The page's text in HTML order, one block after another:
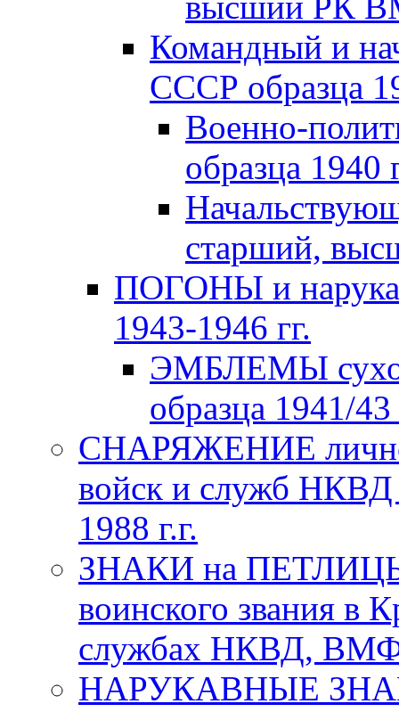
Командный и
СССР образца
Военно-
образца 1940
старший,
ПОГОНЫ и
1943-1946 гг.
ЭМБЛЕМЫ
образца 1941/43
СНАРЯЖЕНИЕ
войск и служб
1988 г.г.
ЗНАКИ на
воинского звания в
службах НКВД, ВМФ
НАРУКАВНЫЕ